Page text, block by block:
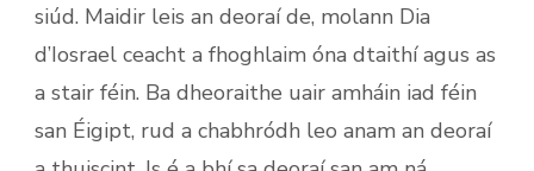
siúd. Maidir leis an deoraí de, molann Dia
d’Iosrael ceacht a fhoghlaim óna dtaithí agus as
a stair féin. Ba dheoraithe uair amháin iad féin
san Éigipt, rud a chabhródh leo anam an deoraí